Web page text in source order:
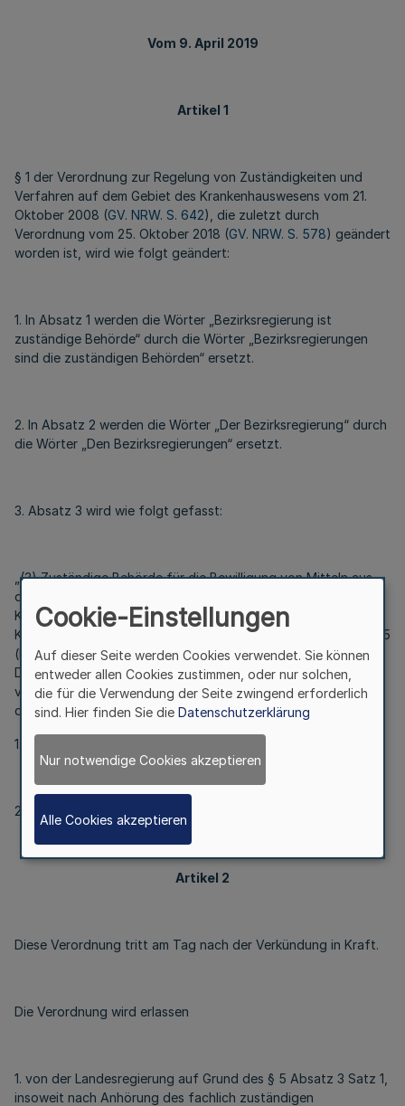
Vom 9. April 2019
Artikel 1
§ 1 der Verordnung zur Regelung von Zuständigkeiten und
Verfahren auf dem Gebiet des Krankenhauswesens vom 21.
Oktober 2008 (GV. NRW. S. 642), die zuletzt durch
Verordnung vom 25. Oktober 2018 (GV. NRW. S. 578) geändert
worden ist, wird wie folgt geändert:
1. In Absatz 1 werden die Wörter „Bezirksregierung ist
zuständige Behörde“ durch die Wörter „Bezirksregierungen
sind die zuständigen Behörden“ ersetzt.
2. In Absatz 2 werden die Wörter „Der Bezirksregierung“ durch
die Wörter „Den Bezirksregierungen“ ersetzt.
3. Absatz 3 wird wie folgt gefasst:
„(3) Zuständige Behörde für die Bewilligung von Mitteln aus
dem Krankenhausstrukturfonds nach dem 2. Abschnitt des
Krankenhausfinanzierungsgesetzes und der
Krankenhausstrukturfonds-Verordnung vom 17. Dezember 2015
(BGBl. I S. 2350), die durch Artikel 5 des Gesetzes vom 11.
Dezember 2018 (BGBl. I S. 2394) geändert worden ist, sowie
von Mitteln nach § 21a des Krankenhausgestaltungsgesetzes
des Landes Nordrhein-Westfalen ist
1. bis zum Förderjahr 2018 die Bezirksregierung Köln und
2. ab dem Förderjahr 2019 die Bezirksregierung Münster.“
Artikel 2
Diese Verordnung tritt am Tag nach der Verkündung in Kraft.
Die Verordnung wird erlassen
1. von der Landesregierung auf Grund des § 5 Absatz 3 Satz 1,
insoweit nach Anhörung des fachlich zuständigen
Cookie-Einstellungen
Auf dieser Seite werden Cookies verwendet. Sie können
entweder allen Cookies zustimmen, oder nur solchen,
die für die Verwendung der Seite zwingend erforderlich
sind. Hier finden Sie die Datenschutzerklärung
Nur notwendige Cookies akzeptieren
Alle Cookies akzeptieren